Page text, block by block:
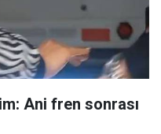
Ani fren sonrası